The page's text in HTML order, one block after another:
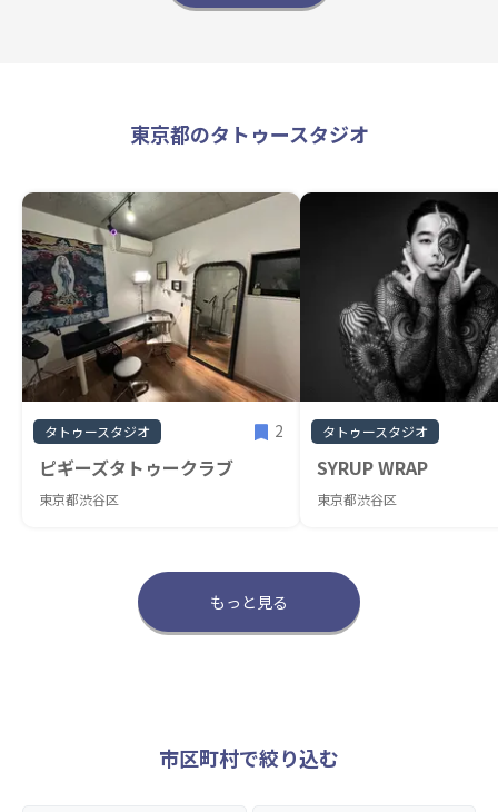
東京都のタトゥースタジオ
タトゥースタジオ 2
ピギーズタトゥークラブ
東京都渋谷区
タトゥースタジオ
SYRUP WRAP
東京都渋谷区
もっと見る
市区町村で絞り込む